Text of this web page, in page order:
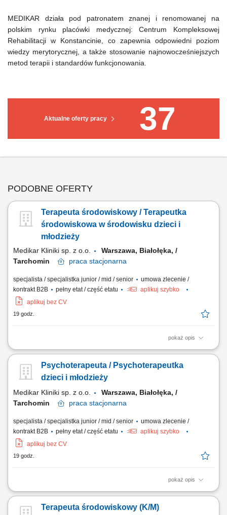
Aktualne oferty pracy 37
MEDIKAR działa pod patronatem znanej i renomowanej na
polskim rynku placówki medycznej: Centrum Kompleksowej
Rehabilitacji w Konstancinie, co zapewnia odpowiedni poziom
wiedzy merytorycznej, a także stosowanie najnowocześniejszych
metod terapii i standardów funkcjonowania.
PODOBNE OFERTY
Terapeuta środowiskowy / Terapeutka
środowiskowa w środowisku dzieci i
młodzieży
Medikar Kliniki sp. z o.o.
Warszawa, Białołęka, /
Tarchomin
praca stacjonarna
specjalista / specjalistka junior / mid / senior
umowa zlecenie /
kontrakt B2B
pełny etat / część etatu
aplikuj szybko
aplikuj bez CV
19 godz.
pokaż opis
Wsparcie procesu diagnostycznego dzieci i młodzieży. Prowadzenie
szkołą w realizacji indywidualnego planu zdrowienia. Udział w pracach
zespołu terapeutycznego, konsyliach i spotkaniach koordynacyjnych.
Psychoterapeuta / Psychoterapeutka
dzieci i młodzieży
Medikar Kliniki sp. z o.o.
Warszawa, Białołęka, /
Tarchomin
praca stacjonarna
specjalista / specjalistka junior / mid / senior
umowa zlecenie /
kontrakt B2B
pełny etat / część etatu
aplikuj szybko
aplikuj bez CV
19 godz.
pokaż opis
Prowadzenie terapii indywidualnej i grupowej. Konsultacje
Regularne uczestnictwo w superwizjach. Kompleksowe prowadzenie
Terapeuta środowiskowy (K/M)